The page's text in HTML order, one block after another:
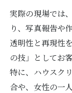
実際の現場では
り、写真報告や
透明性と再現性
の技」としてお
特に、ハウスク
合や、女性の一